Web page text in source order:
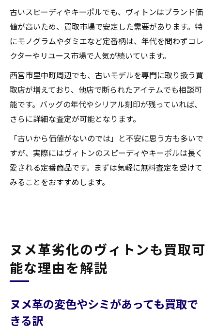
古いスピーディやキーポルでも、ヴィトンはブランド価
値が高いため、買取市場で安定した需要があります。特
にモノグラムやダミエなど定番柄は、年代を問わずコレ
クターやリユース市場で人気が続いています。
西宮市里中町周辺でも、古いモデルを専門に取り扱う買
取店が増えており、他店で断られたアイテムでも相談可
能です。バッグの年代やシリアル刻印が残っていれば、
さらに詳細な査定が可能となります。
「古いから価値がないのでは」と不安に思う方も多いで
すが、実際にはヴィトンのスピーディやキーポルは長く
愛される定番商品です。まずは気軽に無料査定を受けて
みることをおすすめします。
ヌメ革劣化のヴィトンも買取可
能な理由を解説
ヌメ革の変色やシミがあっても買取で
きる訳